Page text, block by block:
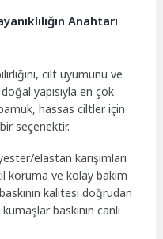
Anahtarı
cilt uyumunu ve
yapısıyla en çok
hassas ciltler için
seçenektir.
elastan karışımları
koruma ve kolay bakım
kalitesi doğrudan
baskının canlı